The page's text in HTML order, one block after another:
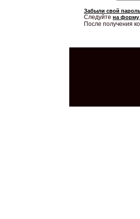
Забыли свой
Следуйте на форму
После получения